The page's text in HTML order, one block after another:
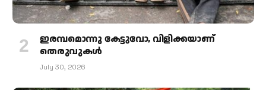
ഇരമ്പമൊന്നു കേട്ടുവോ, വിളിക്കയാണ്
തെരുവുകള്‍
July 30, 2026